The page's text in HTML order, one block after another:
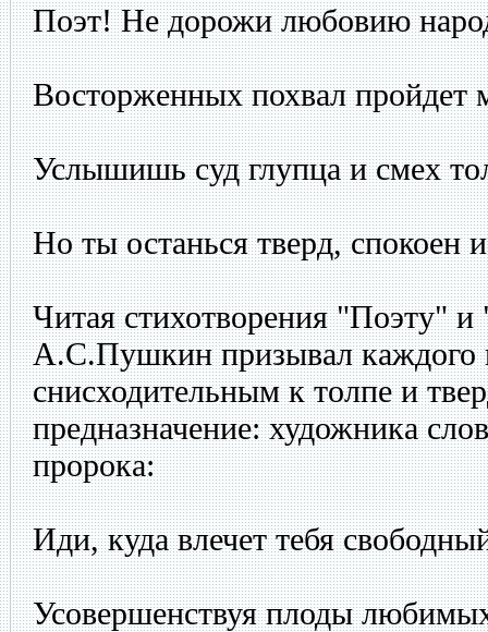
Поэт! Не дорожи любовию
Восторженных похвал
Услышишь суд глупца и смех
Но ты останься тверд, спокоен
Читая стихотворения "Поэту"
А.С.Пушкин призывал каждого
снисходительным к толпе и
предназначение: художника
пророка:
Иди, куда влечет тебя
Усовершенствуя плоды